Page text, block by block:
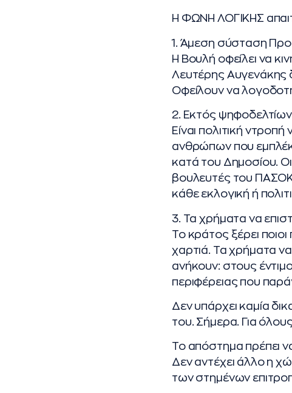
Η ΦΩΝΗ ΛΟΓΙΚΗΣ
1. Άμεση σύσταση
Η Βουλή οφείλει να
Λευτέρης Αυγενάκης
Οφείλουν να
2. Εκτός ψηφοδελτίων
Είναι πολιτική
ανθρώπων που
κατά του Δημοσίου.
βουλευτές του
κάθε εκλογική ή
3. Τα χρήματα να
Το κράτος ξέρει
χαρτιά. Τα χρήματα
ανήκουν: στους
περιφέρειας που
Δεν υπάρχει καμία
του. Σήμερα. Για
Το απόστημα πρέπει
Δεν αντέχει άλλο η
των στημένων